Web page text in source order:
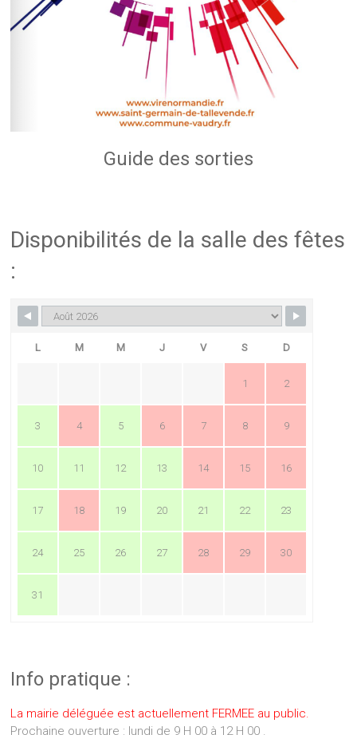
Guide des sorties
Disponibilités de la salle des fêtes
:
L M M J V S D
1 2
3 4 5 6 7 8 9
10 11 12 13 14 15 16
17 18 19 20 21 22 23
24 25 26 27 28 29 30
31
Info pratique :
La mairie déléguée est actuellement FERMEE au public.
Prochaine ouverture : lundi de 9 H 00 à 12 H 00 .